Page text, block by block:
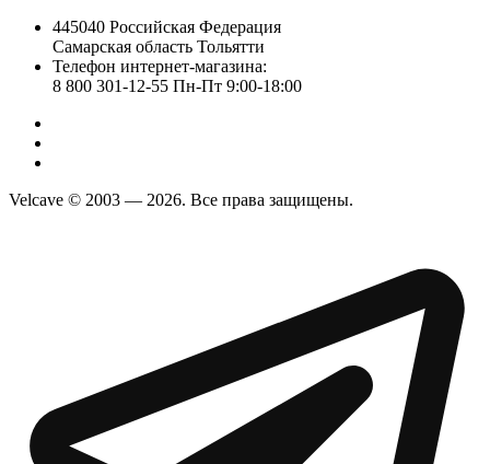
445040 Российская Федерация
Самарская область Тольятти
Телефон интернет-магазина:
8 800 301-12-55 Пн-Пт 9:00-18:00
Velcave © 2003 — 2026. Все права защищены.